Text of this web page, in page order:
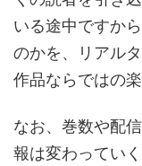
いる途中ですか
のかを、リアル
作品ならではの
なお、巻数や配
報は変わってい